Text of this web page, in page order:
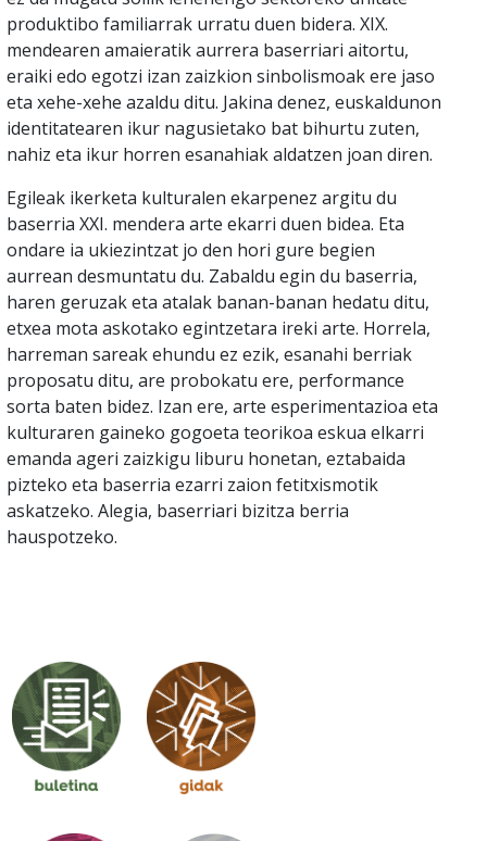
produktibo familiarrak urratu duen bidera. XIX.
mendearen amaieratik aurrera baserriari aitortu,
eraiki edo egotzi izan zaizkion sinbolismoak ere jaso
eta xehe-xehe azaldu ditu. Jakina denez, euskaldunon
identitatearen ikur nagusietako bat bihurtu zuten,
nahiz eta ikur horren esanahiak aldatzen joan diren.
Egileak ikerketa kulturalen ekarpenez argitu du
baserria XXI. mendera arte ekarri duen bidea. Eta
ondare ia ukiezintzat jo den hori gure begien
aurrean desmuntatu du. Zabaldu egin du baserria,
haren geruzak eta atalak banan-banan hedatu ditu,
etxea mota askotako egintzetara ireki arte. Horrela,
harreman sareak ehundu ez ezik, esanahi berriak
proposatu ditu, are probokatu ere, performance
sorta baten bidez. Izan ere, arte esperimentazioa eta
kulturaren gaineko gogoeta teorikoa eskua elkarri
emanda ageri zaizkigu liburu honetan, eztabaida
pizteko eta baserria ezarri zaion fetitxismotik
askatzeko. Alegia, baserriari bizitza berria
hauspotzeko.